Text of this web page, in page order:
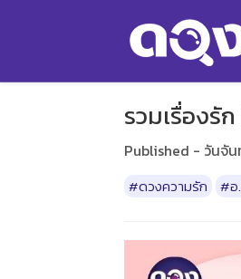
รวมเรื่องรั
Published - วันจัน
#ดวงความรัก #